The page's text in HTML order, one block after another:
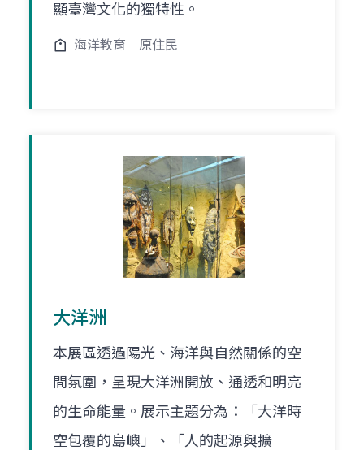
顯臺灣文化的獨特性。
海洋教育 原住民
大洋洲
本展區透過陽光、海洋與自然關係的空
間氛圍，呈現大洋洲開放、通透和明亮
的生命能量。展示主題分為：「大洋時
空包覆的島嶼」、「人的起源與擴